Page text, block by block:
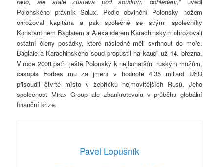
ráno, ale stále zůstává pod soudním dohledem,“ uvedl
Polonského právník Salux. Podle obvinění Polonsky nožem
ohrožoval kapitána a pak společně se svými společníky
Konstantinem Baglaiem a Alexanderem Karachinskym ohrožovali
ostatní členy posádky, které následně měli svrhnout do moře.
Baglaie a Karachinského soud propustil na kauci už 14. března.
V roce 2008 patřil ještě Polonsky k nejbohatším ruským mužům,
časopis Forbes mu za jmění v hodnotě 4,35 miliard USD
přisoudil čtvrté místo v žebříčku nejmovitějších Rusů. Jeho
společnost Mirax Group ale zbankrotovala v průběhu globální
finanční krize.
Pavel Lopušník